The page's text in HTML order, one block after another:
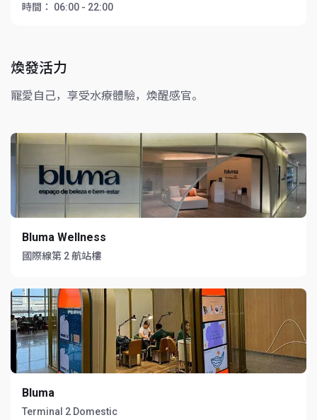
時間：
06:00 - 22:00
煥發活力
寵愛自己，享受水療體驗，煥醒感官。
Bluma Wellness
國際線第 2 航站樓
Bluma
Terminal 2 Domestic